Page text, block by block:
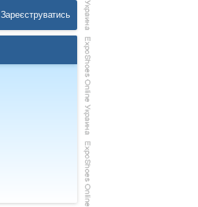
Зареєструватись